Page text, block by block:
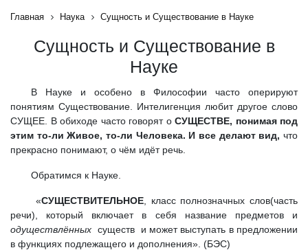
Главная Наука Сущность и Существование в Науке
Сущность и Существование в
Науке
В Науке и особено в Философии часто оперируют
понятиям Существование. Интелигенция любит другое слово
СУЩЕЕ. В обиходе часто говорят о СУЩЕСТВЕ, понимая под
этим то-ли Живое, то-ли Человека. И все делают вид, что
прекрасно понимают, о чём идёт речь.
Обратимся к Науке.
«СУЩЕСТВИТЕЛЬНОЕ, класс полнозначных слов(часть
речи), который включает в себя название предметов и
одуществлённых существ и может выступать в предложении
в функциях подлежащего и дополнения». (БЭС)